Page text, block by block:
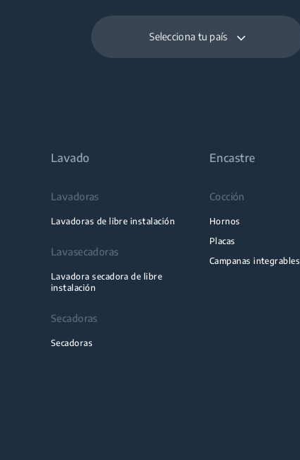
Selecciona tu país
Lavado
Lavadoras
Lavadoras de libre instalación
Lavasecadoras
Lavadora secadora de libre
instalación
Secadoras
Secadoras
Encastre
Cocción
Hornos
Placas
Campanas integrables